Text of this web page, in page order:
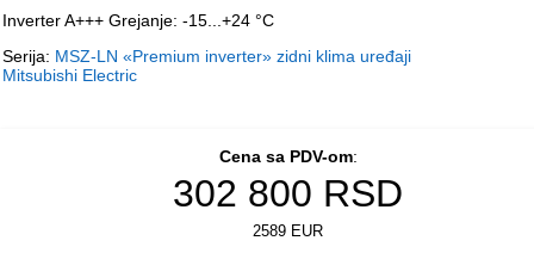
Inverter A+++ Grejanje: -15...+24 °C
Serija: MSZ-LN «Premium inverter» zidni klima uređaji
Mitsubishi Electric
Cena sa PDV-om:
302 800 RSD
2589 EUR